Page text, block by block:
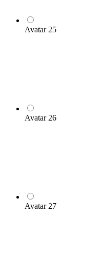
Avatar 25
Avatar 26
Avatar 27